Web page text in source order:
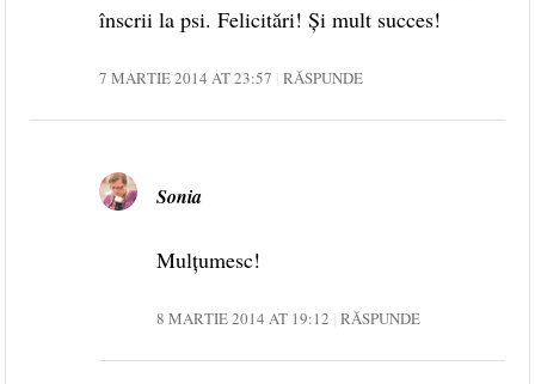
înscrii la psi. Felicitări! Şi mult succes!
7 MARTIE 2014 AT 23:57 RĂSPUNDE
Sonia
Mulțumesc!
8 MARTIE 2014 AT 19:12 RĂSPUNDE